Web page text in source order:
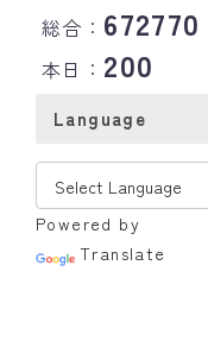
総合： 672770
本日： 200
Language
Powered by
Translate